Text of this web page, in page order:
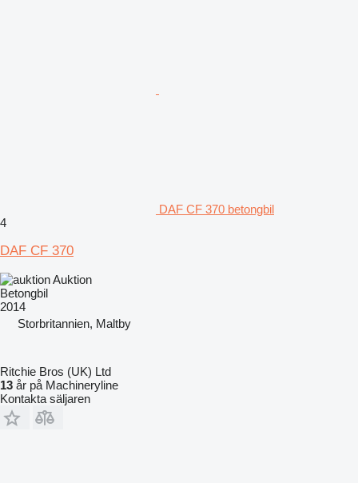
DAF CF 370 betongbil
4
DAF CF 370
Auktion
Betongbil
2014
Storbritannien, Maltby
Ritchie Bros (UK) Ltd
13 år på Machineryline
Kontakta säljaren